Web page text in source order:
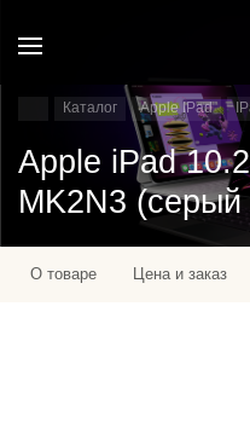
Каталог Apple IPad
Apple iPad
MK2N3 (серый
О товаре Цена и заказ